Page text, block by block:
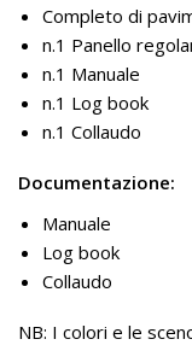
Completo di
n.1 Panello
n.1 Manuale
n.1 Log book
n.1 Collaudo
Documentazione:
Manuale
Log book
Collaudo
NB: I colori e le